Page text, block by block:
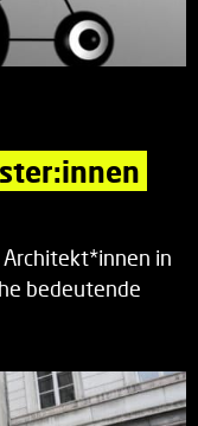
Architekt*innen in
bedeutende